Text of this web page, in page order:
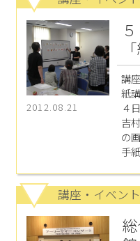
2012.08.21
講
紙
４
吉
の
手
講座・イベント